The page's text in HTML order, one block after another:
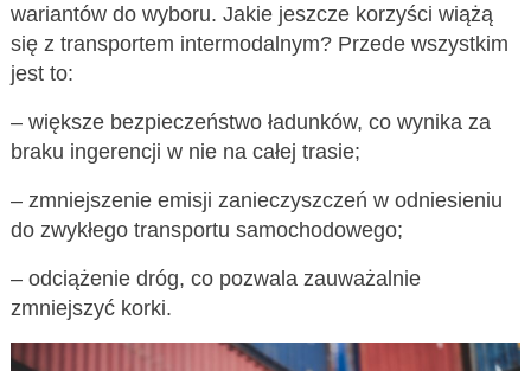
wariantów do wyboru. Jakie jeszcze korzyści wiążą
się z transportem intermodalnym? Przede wszystkim
jest to:
– większe bezpieczeństwo ładunków, co wynika za
braku ingerencji w nie na całej trasie;
– zmniejszenie emisji zanieczyszczeń w odniesieniu
do zwykłego transportu samochodowego;
– odciążenie dróg, co pozwala zauważalnie
zmniejszyć korki.